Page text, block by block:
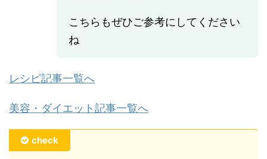
こちらもぜひご参考にしてください
ね
レシピ記事一覧へ
美容・ダイエット記事一覧へ
check